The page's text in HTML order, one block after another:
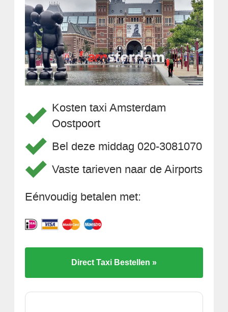
Kosten taxi Amsterdam
Oostpoort
Bel deze middag 020-3081070
Vaste tarieven naar de Airports
Eénvoudig betalen met:
Direct Taxi Bestellen »